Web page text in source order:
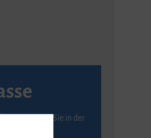
erhalten Sie in der